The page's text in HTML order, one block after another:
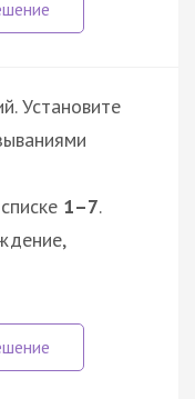
Установите
1–7.